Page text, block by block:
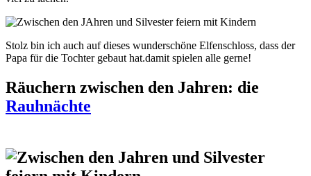
Stolz bin ich auch auf dieses wunderschöne Elfenschloss, dass der
Papa für die Tochter gebaut hat.damit spielen alle gerne!
Räuchern zwischen den Jahren: die
Rauhnächte